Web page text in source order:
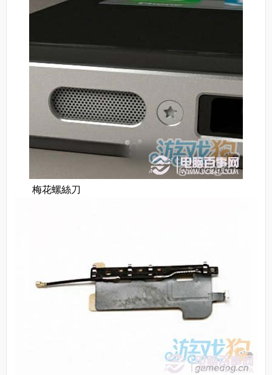
梅花螺絲刀